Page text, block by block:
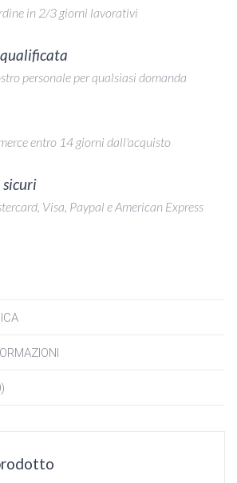
in 2/3 giorni lavorativi
personale per qualsiasi domanda
entro 14 giorni dall'acquisto
sicuri
Visa, Paypal e American Express